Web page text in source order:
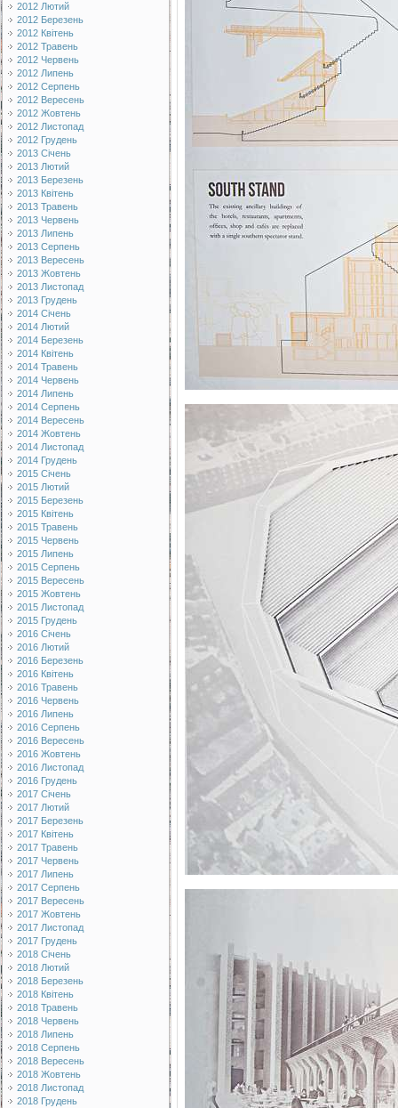
2012 Лютий
2012 Березень
2012 Квітень
2012 Травень
2012 Червень
2012 Липень
2012 Серпень
2012 Вересень
2012 Жовтень
2012 Листопад
2012 Грудень
2013 Січень
2013 Лютий
2013 Березень
2013 Квітень
2013 Травень
2013 Червень
2013 Липень
2013 Серпень
2013 Вересень
2013 Жовтень
2013 Листопад
2013 Грудень
2014 Січень
2014 Лютий
2014 Березень
2014 Квітень
2014 Травень
2014 Червень
2014 Липень
2014 Серпень
2014 Вересень
2014 Жовтень
2014 Листопад
2014 Грудень
2015 Січень
2015 Лютий
2015 Березень
2015 Квітень
2015 Травень
2015 Червень
2015 Липень
2015 Серпень
2015 Вересень
2015 Жовтень
2015 Листопад
2015 Грудень
2016 Січень
2016 Лютий
2016 Березень
2016 Квітень
2016 Травень
2016 Червень
2016 Липень
2016 Серпень
2016 Вересень
2016 Жовтень
2016 Листопад
2016 Грудень
2017 Січень
2017 Лютий
2017 Березень
2017 Квітень
2017 Травень
2017 Червень
2017 Липень
2017 Серпень
2017 Вересень
2017 Жовтень
2017 Листопад
2017 Грудень
2018 Січень
2018 Лютий
2018 Березень
2018 Квітень
2018 Травень
2018 Червень
2018 Липень
2018 Серпень
2018 Вересень
2018 Жовтень
2018 Листопад
2018 Грудень